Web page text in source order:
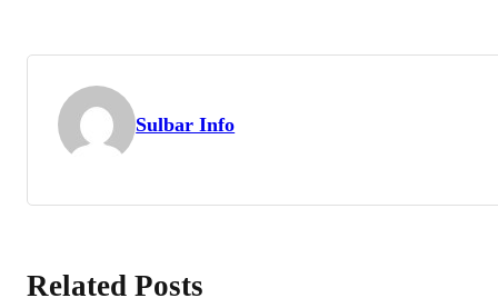
Sulbar Info
Related Posts